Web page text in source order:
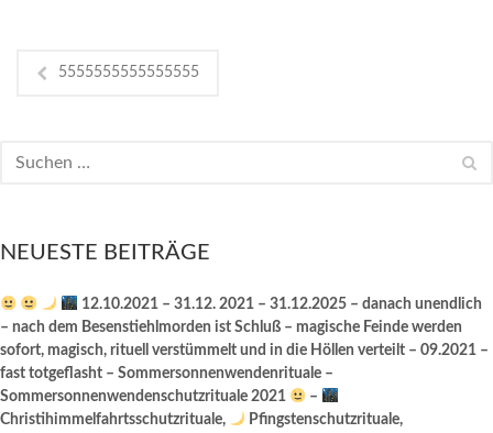
5555555555555555
NEUESTE BEITRÄGE
12.10.2021 – 31.12. 2021 – 31.12.2025 – danach unendlich
– nach dem Besenstiehlmorden ist Schluß – magische Feinde werden
sofort, magisch, rituell verstümmelt und in die Höllen verteilt – 09.2021 –
fast totgeflasht – Sommersonnenwendenrituale –
Sommersonnenwendenschutzrituale 2021
–
Christihimmelfahrtsschutzrituale,
Pfingstenschutzrituale,